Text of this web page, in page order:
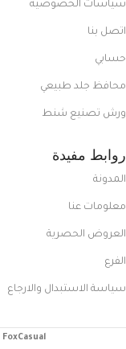
سياسات الخصوصية
اتصل بنا
حسابي
محافظ جلد طبيعي
ورش تصنيع شنط
روابط مفيدة
المدونة
معلومات عنا
العروض الحصرية
الفرع
سياسة الاستبدال والارجاع
FoxCasual